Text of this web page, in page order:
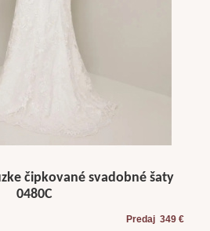
čipkované svadobné šaty
0480C
Predaj 349 €